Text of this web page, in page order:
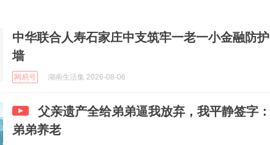
中华联合人寿石家庄中支筑牢一老一小金融防护
墙
网易号 湖南生活集 2026-08-06
父亲遗产全给弟弟逼我放弃，我平静签字：
弟弟养老